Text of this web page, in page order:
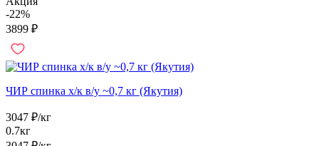
-22%
3899 ₽
ЧИР спинка х/к в/у ~0,7 кг (Якутия)
3047 ₽/кг
0.7кг